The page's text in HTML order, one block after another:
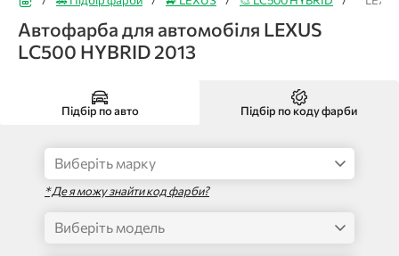
Автофарба для автомобіля LEXUS
LC500 HYBRID 2013
Підбір по авто Підбір по коду фарби
* Де я можу знайти код фарби?